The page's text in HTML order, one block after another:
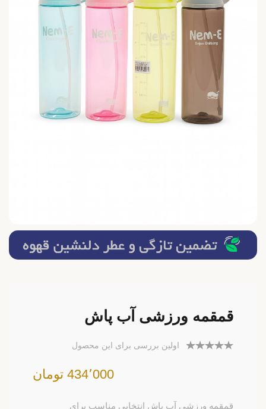
قمقمه ورزشی آب پاش
اولین بررسی برای این محصول
434٬000 تومان
قمقمه ورزشی آب پاش انتخابی مناسب برای